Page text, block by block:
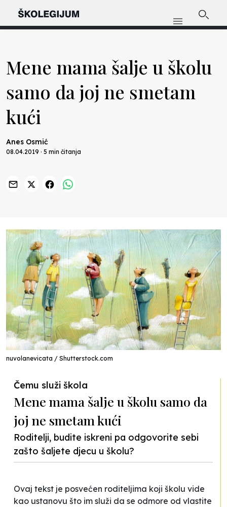
Mene mama šalje u školu
samo da joj ne smetam
kući
Anes Osmić
08.04.2019 · 5 min čitanja
nuvolanevicata / Shutterstock.com
Čemu služi škola
Mene mama šalje u školu samo da
joj ne smetam kući
Roditelji, budite iskreni pa odgovorite sebi
zašto šaljete djecu u školu?
Ovaj tekst je posvećen roditeljima koji školu vide
kao ustanovu što im služi da se odmore od vlastite